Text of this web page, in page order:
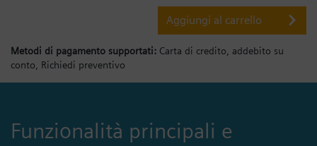
Aggiungi al carrello
Metodi di pagamento supportati: Carta di credito,
addebito su
conto,
Richiedi preventivo
Funzionalità principali e